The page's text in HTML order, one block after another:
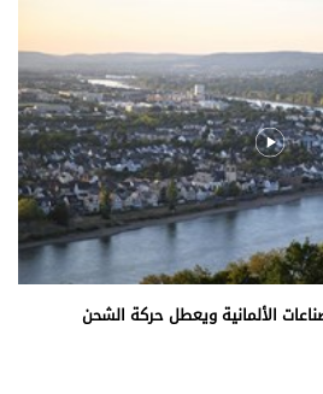
الألمانية ويعطل حركة الشحن